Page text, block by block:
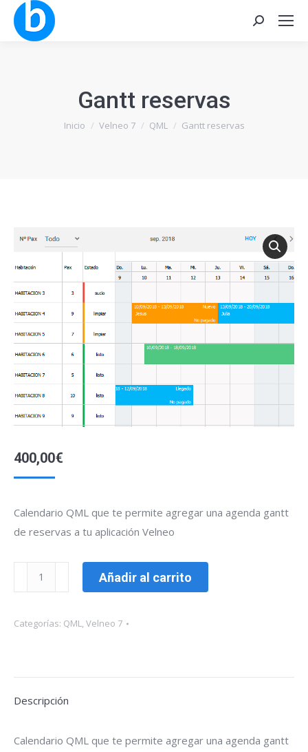
Buscar:
Gantt reservas
Estás aquí:
Inicio Velneo 7 QML Gantt reservas
400,00€
Calendario QML que te permite agregar una agenda gantt
de reservas a tu aplicación Velneo
reservas
Añadir al carrito
Categorías: QML, Velneo 7
Descripción
Calendario QML que te permite agregar una agenda gantt